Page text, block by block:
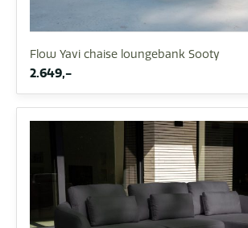
Flow Yavi chaise loungebank Sooty
2.649,-